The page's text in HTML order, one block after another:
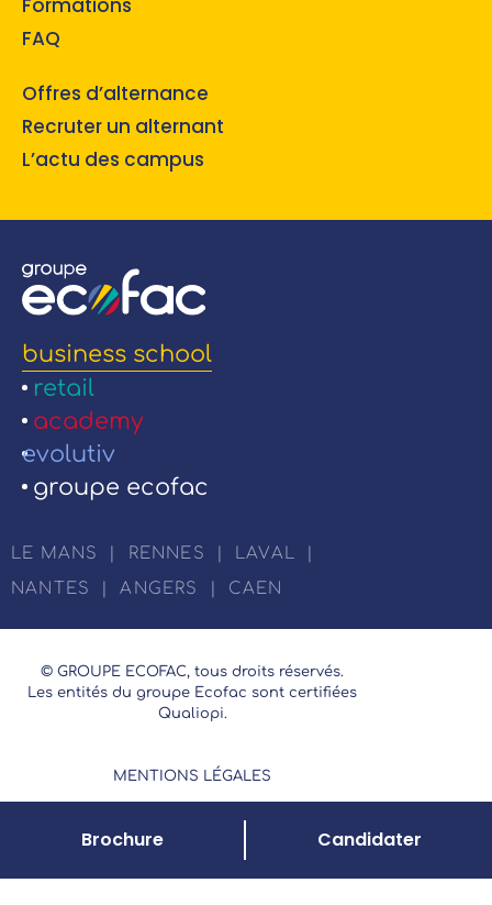
FAQ
Offres d’alternance
Recruter un alternant
L’actu des campus
business school
retail
academy
evolutiv
groupe ecofac
LE MANS RENNES LAVAL
NANTES
ANGERS CAEN
© GROUPE ECOFAC, tous droits réservés.
Les entités du groupe Ecofac sont certifiées
Qualiopi.
MENTIONS LÉGALES
Brochure Candidater